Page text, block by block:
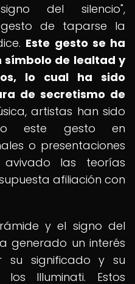
del silencio",
de taparse la
Este gesto se ha
de lealtad y
lo cual ha sido
de secretismo de
artistas han sido
este gesto en
o presentaciones
las teorías
afiliación con
y el signo del
generado un interés
su significado y su
Illuminati. Estos